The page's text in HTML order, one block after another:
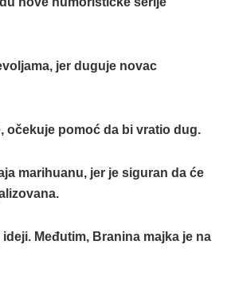
jer duguje novac
očekuje pomoć da bi vratio dug.
marihuanu, jer je siguran da će
Međutim, Branina majka je na